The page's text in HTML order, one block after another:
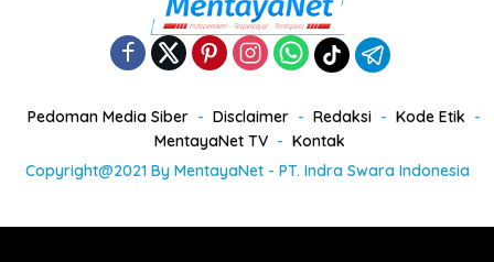
Pedoman Media Siber Disclaimer Redaksi
Kode Etik
MentayaNet TV
Kontak
Copyright@2021 By MentayaNet - PT. Indra Swara Indonesia